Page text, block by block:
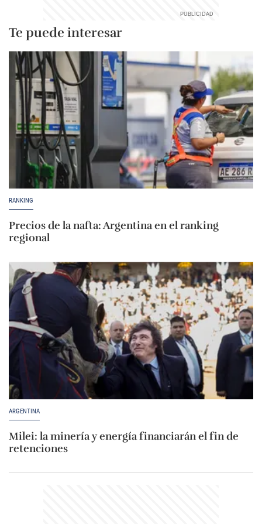
Te puede interesar
RANKING
Precios de la nafta: Argentina en el ranking
regional
ARGENTINA
Milei: la minería y energía financiarán el fin de
retenciones